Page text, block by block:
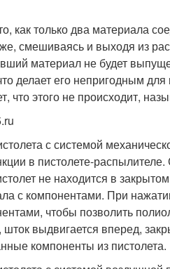
как только два материала
смешиваясь и выходя из
материал не будет
делает его непригодным
что этого не происходит,
с системой
в пистолете-
не находится в
с компонентами. При
чтобы позволить
выдвигается вперед,
компоненты из пистолета.